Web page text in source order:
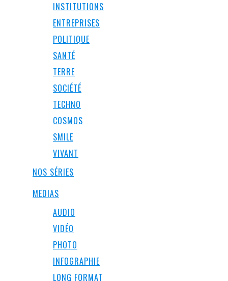
INSTITUTIONS
ENTREPRISES
POLITIQUE
SANTÉ
TERRE
SOCIÉTÉ
TECHNO
COSMOS
SMILE
VIVANT
NOS SÉRIES
MEDIAS
AUDIO
VIDÉO
PHOTO
INFOGRAPHIE
LONG FORMAT